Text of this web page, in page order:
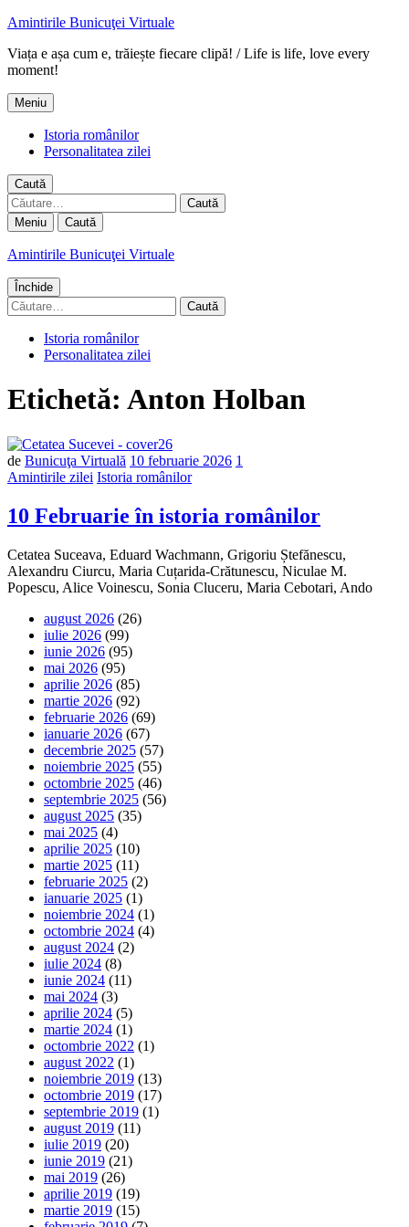
Amintirile Bunicuţei Virtuale
Viața e așa cum e, trăiește fiecare clipă! / Life is life, love every
moment!
Meniu
Istoria românilor
Personalitatea zilei
Caută
Caută
după:
Meniu Caută
Amintirile Bunicuţei Virtuale
Închide
Caută
după:
Istoria românilor
Personalitatea zilei
Etichetă: Anton Holban
de Bunicuţa Virtuală 10 februarie 2026 1
Amintirile zilei Istoria românilor
10 Februarie în istoria românilor
Cetatea Suceava, Eduard Wachmann, Grigoriu Ștefănescu,
Alexandru Ciurcu, Maria Cuțarida-Crătunescu, Niculae M.
Popescu, Alice Voinescu, Sonia Cluceru, Maria Cebotari, Ando
august 2026 (26)
iulie 2026 (99)
iunie 2026 (95)
mai 2026 (95)
aprilie 2026 (85)
martie 2026 (92)
februarie 2026 (69)
ianuarie 2026 (67)
decembrie 2025 (57)
noiembrie 2025 (55)
octombrie 2025 (46)
septembrie 2025 (56)
august 2025 (35)
mai 2025 (4)
aprilie 2025 (10)
martie 2025 (11)
februarie 2025 (2)
ianuarie 2025 (1)
noiembrie 2024 (1)
octombrie 2024 (4)
august 2024 (2)
iulie 2024 (8)
iunie 2024 (11)
mai 2024 (3)
aprilie 2024 (5)
martie 2024 (1)
octombrie 2022 (1)
august 2022 (1)
noiembrie 2019 (13)
octombrie 2019 (17)
septembrie 2019 (1)
august 2019 (11)
iulie 2019 (20)
iunie 2019 (21)
mai 2019 (26)
aprilie 2019 (19)
martie 2019 (15)